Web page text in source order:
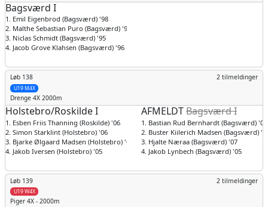
Bagsværd I
1. Emil Eigenbrod (Bagsværd) '98
2. Malthe Sebastian Puro (Bagsværd) '96
3. Niclas Schmidt (Bagsværd) '95
4. Jacob Grove Klahsen (Bagsværd) '96
Løb 138 2 tilmeldinger
U19 M4X
Drenge 4X 2000m
Holstebro/Roskilde I
1. Esben Friis Thanning (Roskilde) '06
2. Simon Starklint (Holstebro) '06
3. Bjarke Ølgaard Madsen (Holstebro) '06
4. Jakob Iversen (Holstebro) '05
AFMELDTBagsværd I
1. Bastian Rud Bernhardt (Bagsværd) '07
2. Buster Kiilerich Madsen (Bagsværd)
3. Hjalte Næraa (Bagsværd) '07
4. Jakob Lynbech (Bagsværd) '05
Løb 139 2 tilmeldinger
U19 W4X
Piger 4X - 2000m